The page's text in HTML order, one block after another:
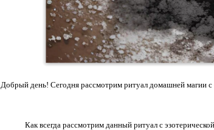
Добрый день! Сегодня рассмотрим ритуал домашней магии
Как всегда рассмотрим данный ритуал с